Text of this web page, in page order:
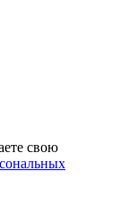
свою